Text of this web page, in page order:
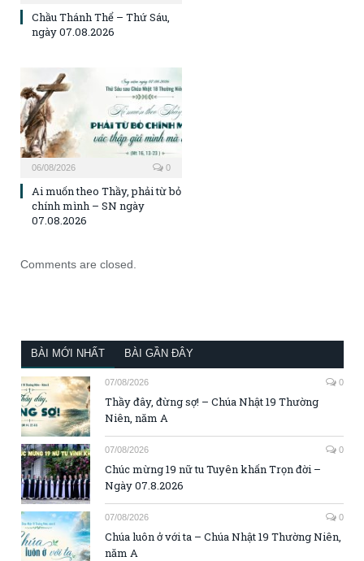
Chầu Thánh Thể – Thứ Sáu,
ngày 07.08.2026
06/08/2026 0
Ai muốn theo Thầy, phải từ bỏ
chính mình – SN ngày
07.08.2026
Comments are closed.
BÀI MỚI NHẤT BÀI GẦN ĐÂY
07/08/2026 0
Thầy đây, đừng sợ! – Chúa Nhật 19 Thường
Niên, năm A
07/08/2026 0
Chúc mừng 19 nữ tu Tuyên khấn Trọn đời –
Ngày 07.8.2026
07/08/2026 0
Chúa luôn ở với ta – Chúa Nhật 19 Thường Niên,
năm A